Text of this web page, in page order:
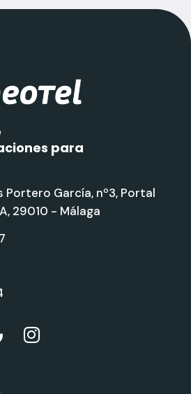
para
Portero García, nº3, Portal
29010 - Málaga
I